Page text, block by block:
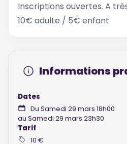
Inscriptions ouvertes. A
10€ adulte / 5€ enfant
Informations
Dates
Du Samedi 29 mars 18h00
au Samedi 29 mars 23h30
Tarif
10 €